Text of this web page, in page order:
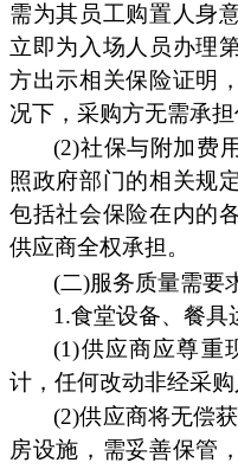
需为其员工购置人身
立即为入场人员办理
方出示相关保险证明
况下，采购方无需承担
(2)社保与附加费
照政府部门的相关规
包括社会保险在内的
供应商全权承担。
(二)服务质量需要
1.食堂设备、餐具
(1)供应商应尊重
计，任何改动非经采购
(2)供应商将无偿
房设施，需妥善保管